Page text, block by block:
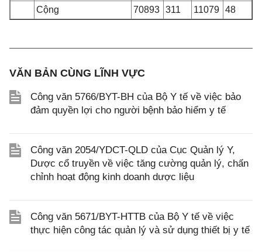
Cộng
70893 311 11079 48
VĂN BẢN CÙNG LĨNH VỰC
Công văn 5766/BYT-BH của Bộ Y tế về việc bảo
đảm quyền lợi cho người bệnh bảo hiểm y tế
Công văn 2054/YDCT-QLD của Cục Quản lý Y,
Dược cổ truyền về việc tăng cường quản lý, chấn
chỉnh hoạt động kinh doanh dược liệu
Công văn 5671/BYT-HTTB của Bộ Y tế về việc
thực hiện công tác quản lý và sử dụng thiết bị y tế